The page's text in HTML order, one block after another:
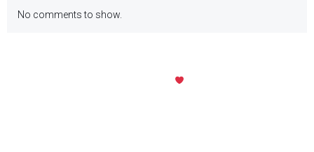
No comments to show.